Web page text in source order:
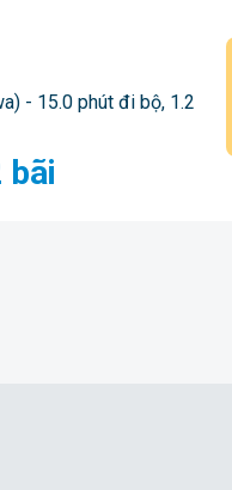
- 15.0 phút đi bộ, 1.2
bãi